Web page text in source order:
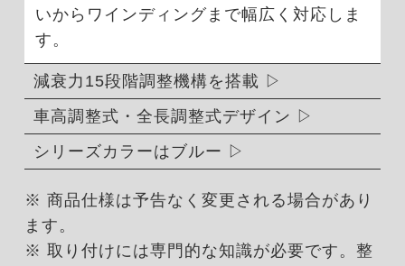
いからワインディングまで幅広く対応しま
す。
減衰力15段階調整機構を搭載
車高調整式・全長調整式デザイン
シリーズカラーはブルー
※ 商品仕様は予告なく変更される場合があり
ます。
※ 取り付けには専門的な知識が必要です。整